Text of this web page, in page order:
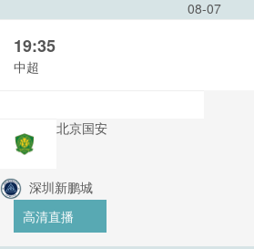
08-07
19:35
中超
北京国安
深圳新鹏城
高清直播